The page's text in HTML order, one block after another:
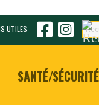
UTILES
SANTÉ/SÉCURITÉ